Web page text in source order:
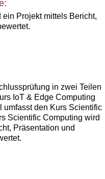
ein Projekt mittels Bericht,
in zwei Teilen
IoT & Edge Computing
umfasst den Kurs Scientific
Scientific Computing wird
Präsentation und